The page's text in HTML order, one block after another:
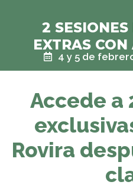
2
EXTRAS
4 y 5 de
Accede a
Rovira